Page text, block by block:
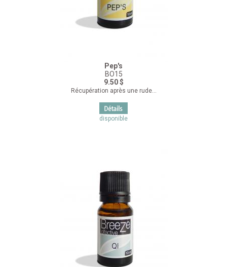
Pep's
BO15
9.50 $
Récupération après une rude...
disponible